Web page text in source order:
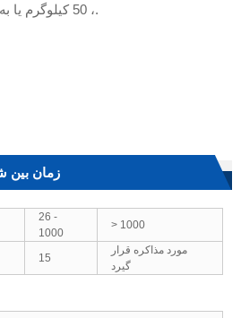
، 50 کیلوگرم یا به عنوان مشتری درخواست.
زمان بین
26 -
1000
> 1000
15
مورد مذاکره قرار
گیرد